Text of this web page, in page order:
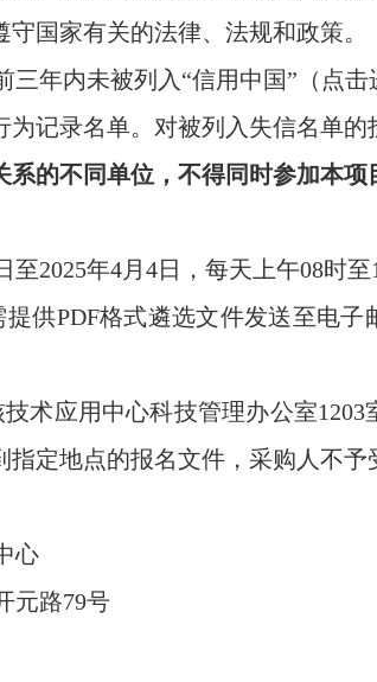
国家有关的法律、法规和政策。
三年内未被列入“信用中国”（点
记录名单。对被列入失信名单的
的不同单位，不得同时参加本项
至2025年4月4日，每天上午08时至
供PDF格式遴选文件发送至电子
术应用中心科技管理办公室
定地点的报名文件，采购人不予
心
元路79号